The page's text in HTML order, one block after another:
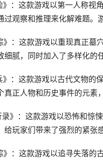
》：这款游戏以第一人称视
过观察和推理来化解难题。
》：这款游戏以重现真正墓
细腻，同时加入了多样化的
》：这款游戏以古代文物的
真正人物和历史事件的元素
录》：这款游戏以恐怖和惊
给玩家们带来了强烈的紧张
》：这款游戏以追寻失落的